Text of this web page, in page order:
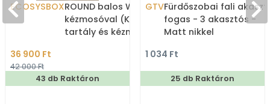
ECOSYSBOXROUND balos WC tartály
kézmosóval (Kombi WC
tartály és kézmosó)
36 900 Ft
42 000 Ft
43 db Raktáron
GTVFürdőszobai fali
fogas - 3 akasztós -
Matt nikkel
1 034 Ft
25 db Raktáron